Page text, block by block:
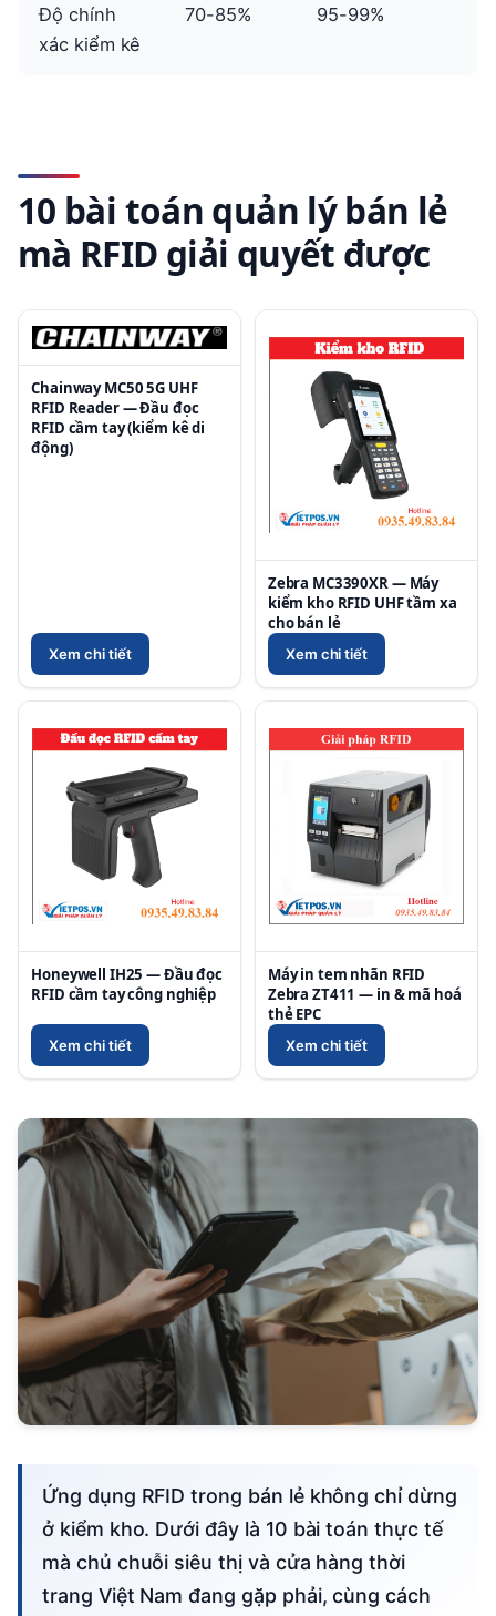
Độ chính
xác kiểm kê
70-85% 95-99%
10 bài toán quản lý bán lẻ
mà RFID giải quyết được
Chainway MC50 5G UHF
RFID Reader — Đầu đọc
RFID cầm tay (kiểm kê di
động)
Xem chi tiết
Zebra MC3390XR — Máy
kiểm kho RFID UHF tầm xa
cho bán lẻ
Xem chi tiết
Honeywell IH25 — Đầu đọc
RFID cầm tay công nghiệp
Xem chi tiết
Máy in tem nhãn RFID
Zebra ZT411 — in & mã hoá
thẻ EPC
Xem chi tiết
Ứng dụng RFID trong bán lẻ không chỉ dừng
ở kiểm kho. Dưới đây là 10 bài toán thực tế
mà chủ chuỗi siêu thị và cửa hàng thời
trang Việt Nam đang gặp phải, cùng cách